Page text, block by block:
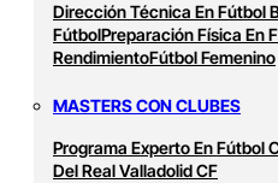
Dirección Técnica En Fútbol
FútbolPreparación Física En
RendimientoFútbol Femenino
MASTERS CON CLUBES
Programa Experto En Fútbol
Del Real Valladolid CF